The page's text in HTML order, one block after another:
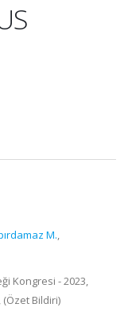
M.,
Kongresi - 2023,
(Özet Bildiri)